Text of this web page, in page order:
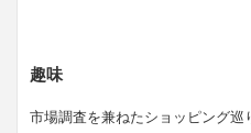
趣味
市場調査を兼ねたショッピング巡